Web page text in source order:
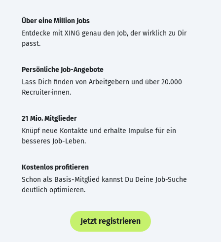
Über eine Million Jobs
Entdecke mit XING genau den Job, der wirklich zu Dir
passt.
Persönliche Job-Angebote
Lass Dich finden von Arbeitgebern und über 20.000
Recruiter·innen.
21 Mio. Mitglieder
Knüpf neue Kontakte und erhalte Impulse für ein
besseres Job-Leben.
Kostenlos profitieren
Schon als Basis-Mitglied kannst Du Deine Job-Suche
deutlich optimieren.
Jetzt registrieren